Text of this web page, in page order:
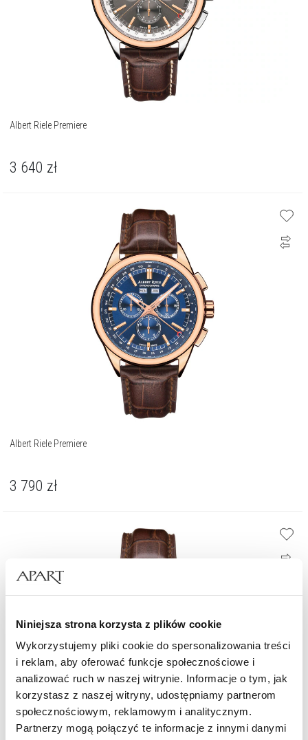
Niniejsza strona korzysta z plików cookie
Wykorzystujemy pliki cookie do spersonalizowania treści
i reklam, aby oferować funkcje społecznościowe i
analizować ruch w naszej witrynie. Informacje o tym, jak
korzystasz z naszej witryny, udostępniamy partnerom
społecznościowym, reklamowym i analitycznym.
Partnerzy mogą połączyć te informacje z innymi danymi
Albert Riele Premiere
3 640 zł
Albert Riele Premiere
3 790 zł